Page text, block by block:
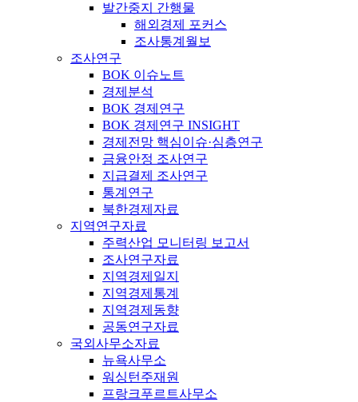
발간중지 간행물
해외경제 포커스
조사통계월보
조사연구
BOK 이슈노트
경제분석
BOK 경제연구
BOK 경제연구 INSIGHT
경제전망 핵심이슈·심층연구
금융안정 조사연구
지급결제 조사연구
통계연구
북한경제자료
지역연구자료
주력산업 모니터링 보고서
조사연구자료
지역경제일지
지역경제통계
지역경제동향
공동연구자료
국외사무소자료
뉴욕사무소
워싱턴주재원
프랑크푸르트사무소